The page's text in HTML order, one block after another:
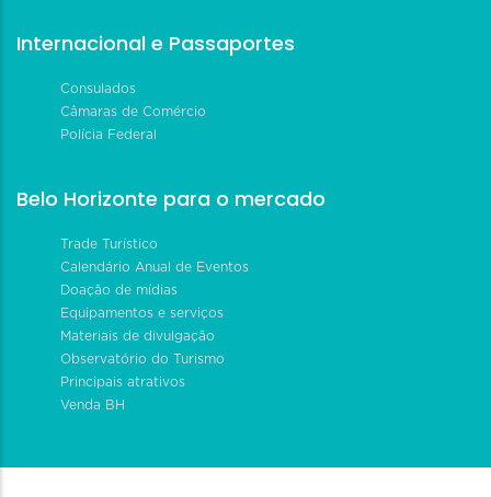
Internacional e Passaportes
Consulados
Câmaras de Comércio
Polícia Federal
Belo Horizonte para o mercado
Trade Turístico
Calendário Anual de Eventos
Doação de mídias
Equipamentos e serviços
Materiais de divulgação
Observatório do Turismo
Principais atrativos
Venda BH